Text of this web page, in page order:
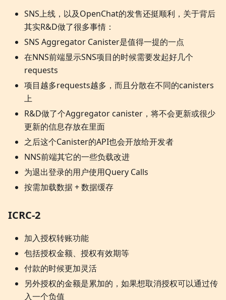
SNS上线，以及OpenChat的发售还挺顺利，关于背后
其实R&D做了很多事情：
SNS Aggregator Canister是值得一提的一点
在NNS前端显示SNS项目的时候需要发起好几个
requests
项目越多requests越多，而且分散在不同的canisters
上
R&D做了个Aggregator canister，将不会更新或很少
更新的信息存放在里面
之后这个Canister的API也会开放给开发者
NNS前端其它的一些负载改进
为退出登录的用户使用Query Calls
按需加载数据 + 数据缓存
ICRC-2
加入授权转账功能
包括授权金额、授权有效期等
付款的时候更加灵活
另外授权的金额是累加的，如果想取消授权可以通过传
入一个负值